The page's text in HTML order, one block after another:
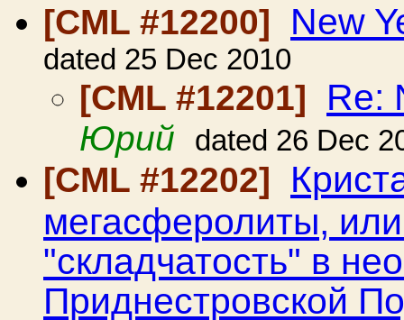
[CML #12200] New
dated 25 Dec 2010
[CML #12201] Re:
Юрий dated 26 Dec
[CML #12202]
мегасферолиты,
"складчатость" в
Приднестровской